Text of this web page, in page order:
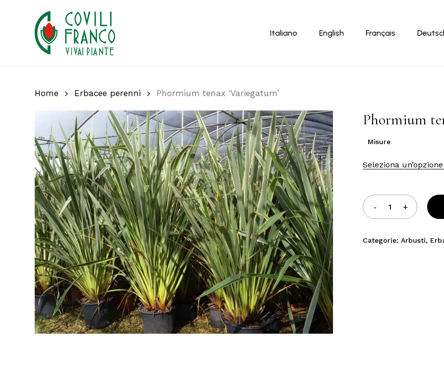
Italiano English Français
Home Erbacee perenni Phormium tenax ‘Variegatum’
Phormium
Misure
Seleziona un’opzione
Categorie:Arbusti,